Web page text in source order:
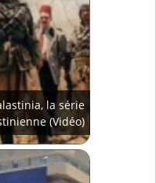
la série
(Vidéo)